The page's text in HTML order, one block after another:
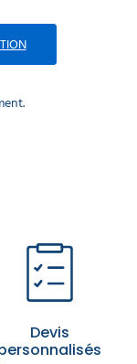
Devis